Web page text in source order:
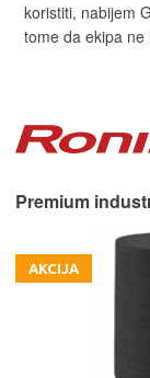
koristiti, nabijem
tome da ekipa ne
Premium
AKCIJA